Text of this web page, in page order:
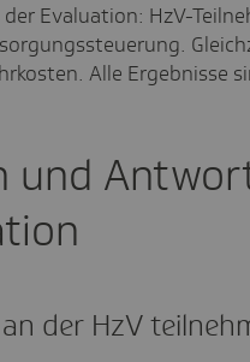
der Evaluation: HzV-
Alle Ergebnisse
und
der HzV